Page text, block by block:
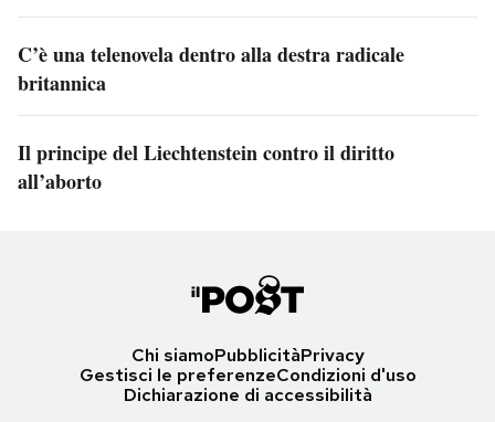
C’è una telenovela dentro alla destra radicale
britannica
Il principe del Liechtenstein contro il diritto
all’aborto
Chi siamoPubblicitàPrivacy
Gestisci le preferenzeCondizioni d'uso
Dichiarazione di accessibilità